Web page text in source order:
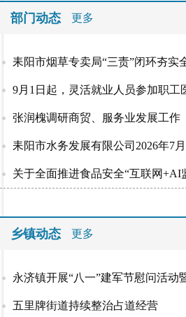
部门动态 更多
张润槐调研商贸、服务业发展工作
乡镇动态 更多
五里牌街道持续整治占道经营